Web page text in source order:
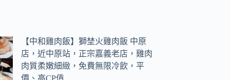
【中和雞肉飯】獅埜火雞肉飯 中原
店，近中原站，正宗嘉義老店，雞肉
肉質柔嫩細緻，免費無限冷飲，平
價、高CP值